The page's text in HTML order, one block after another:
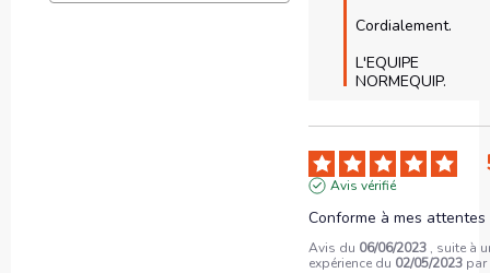
Cordialement.
L'EQUIPE
NORMEQUIP.
Avis vérifié
Conforme à mes attentes
Avis du 06/06/2023 , suite à
expérience du 02/05/2023 par